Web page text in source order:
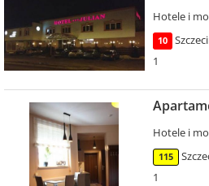
Hotele i
10
1
Hotele i
115
1